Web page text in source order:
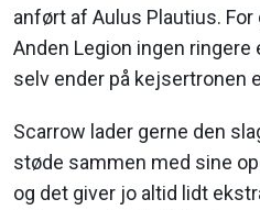
anført af Aulus Plautius.
Anden Legion ingen ringere
selv ender på kejsertronen
Scarrow lader gerne den
støde sammen med sine
og det giver jo altid lidt